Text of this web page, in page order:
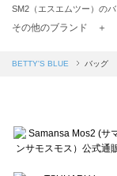
SM2（エスエムツー）の
TSUHARU by Samansa
Samansa Mos2 blue（サ
sō4ū（ソウフォーユー）
Te chichi（テチチ）のバ
Te chichi CLASSIC（テチ
その他のブランド ＋
BETTY'S BLUE バッグ